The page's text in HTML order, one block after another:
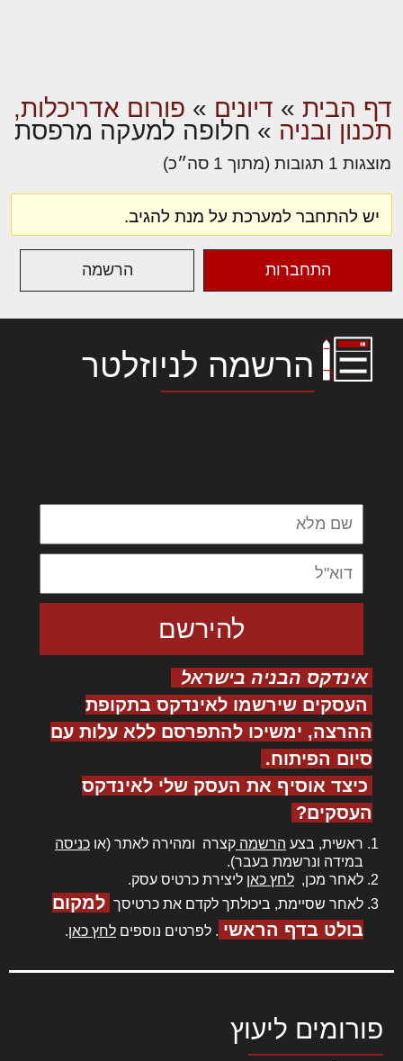
דף הבית » דיונים » פורום אדריכלות,
תכנון ובניה » חלופה למעקה מרפסת
מוצגות 1 תגובות (מתוך 1 סה״כ)
יש להתחבר למערכת על מנת להגיב.
התחברות הרשמה
הרשמה לניוזלטר
אינדקס הבניה בישראל
העסקים שירשמו לאינדקס בתקופת
ההרצה, ימשיכו להתפרסם ללא עלות עם
סיום הפיתוח.
כיצד אוסיף את העסק שלי לאינדקס
העסקים?
ראשית, בצע הרשמה קצרה ומהירה לאתר (או כניסה
במידה ונרשמת בעבר).
לאחר מכן, לחץ כאן ליצירת כרטיס עסק.
לאחר שסיימת, ביכולתך לקדם את כרטיסך למקום
בולט בדף הראשי . לפרטים נוספים לחץ כאן.
פורומים ליעוץ